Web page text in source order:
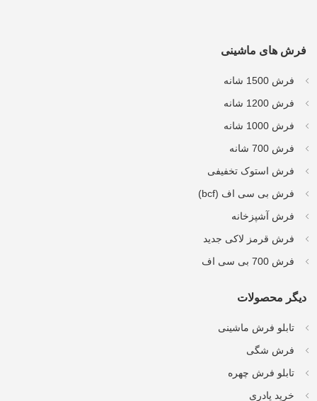
فرش های ماشینی
فرش 1500 شانه
فرش 1200 شانه
فرش 1000 شانه
فرش 700 شانه
فرش استوک تخفیفی
فرش بی سی اف (bcf)
فرش آشپزخانه
فرش قرمز لاکی جدید
فرش 700 بی سی اف
دیگر محصولات
تابلو فرش ماشینی
فرش شگی
تابلو فرش چهره
خرید پادری